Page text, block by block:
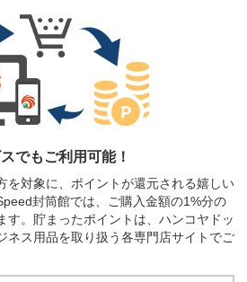
でもご利用可能！
を対象に、ポイントが還元される嬉しい
封筒館では、ご購入金額の1%分の
す。貯まったポイントは、ハンコヤドッ
ネス用品を取り扱う各専門店サイトでご